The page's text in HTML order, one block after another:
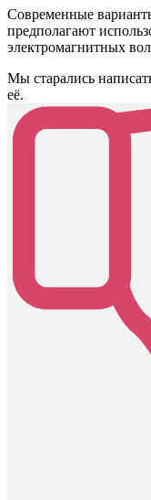
Современные
предполагают
электромагнитных
Мы старались
её.